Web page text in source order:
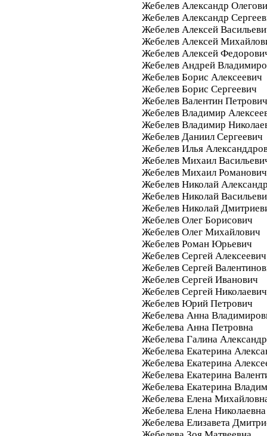
Жебелев Александр
Жебелев Александр
Жебелев Алексей
Жебелев Алексей
Жебелев Алексей
Жебелев Андрей
Жебелев Борис Алексеевич
Жебелев Борис Сергеевич
Жебелев Валентин Петрович
Жебелев Владимир
Жебелев Владимир
Жебелев Даниил Сергеевич
Жебелев Илья
Жебелев Михаил
Жебелев Михаил Романович
Жебелев Николай
Жебелев Николай
Жебелев Николай
Жебелев Олег Борисович
Жебелев Олег Михайлович
Жебелев Роман Юрьевич
Жебелев Сергей Алексеевич
Жебелев Сергей
Жебелев Сергей Иванович
Жебелев Сергей Николаевич
Жебелев Юрий Петрович
Жебелева Анна
Жебелева Анна Петровна
Жебелева Галина
Жебелева Екатерина
Жебелева Екатерина
Жебелева Екатерина
Жебелева Екатерина
Жебелева Елена
Жебелева Елена Николаевна
Жебелева Елизавета